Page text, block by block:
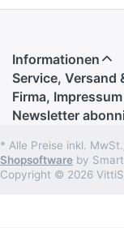
Informationen
Service, Versand
Firma,
Newsletter
* Alle Preise inkl.
Shopsoftware by
Copyright © 2026